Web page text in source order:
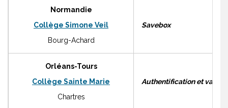
Normandie
Collège Simone Veil
Bourg-Achard
Savebox
Orléans-Tours
Collège Sainte Marie
Chartres
Authentification et